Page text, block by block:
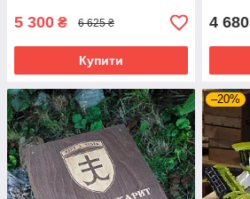
5 300 ₴ 6 625 ₴
Купити
4 680
–20%